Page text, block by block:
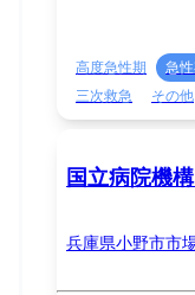
高度急性期 急
三次救急
その他
国立病院機
兵庫県小野市市